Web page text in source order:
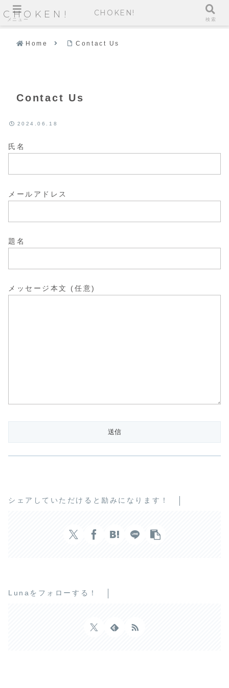
CHOKEN!
Home Contact Us
Contact Us
2024.06.18
氏名
メールアドレス
題名
メッセージ本文 (任意)
シェアしていただけると励みになります！
Lunaをフォローする！
メニュー
CHOKEN!
検索